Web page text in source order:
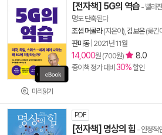
미리읽기
[전자책] 5G의 역습 - 빨라
명도 단축된다
조셉 머콜라(지은이), 김보은(옮긴
판미동| 2021년 11월
14,000원 (700원) 8.0
종이책 정가 대비 30%할인
PDF
[전자책] 명상의 힘 - 안정적